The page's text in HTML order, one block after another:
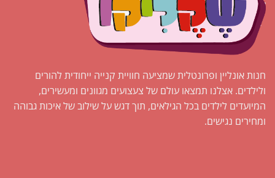
חנות אונליין ופרונטלית שמציעה חוויית קנייה ייחודית להורים
ולילדים. אצלנו תמצאו עולם של צעצועים מגוונים ומעשירים,
המיועדים לילדים בכל הגילאים, תוך דגש על שילוב של איכות גבוהה
ומחירים נגישים.